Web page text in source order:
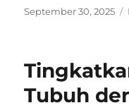
Posted
September 30, 2025
Tubuh